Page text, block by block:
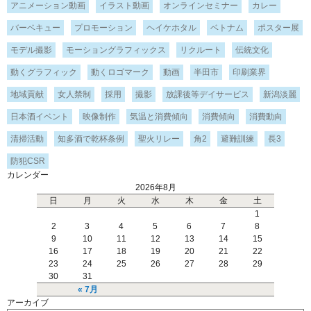
アニメーション動画 イラスト動画 オンラインセミナー カレー
バーベキュー プロモーション ヘイケホタル ベトナム ポスター展
モデル撮影 モーショングラフィックス リクルート 伝統文化
動くグラフィック 動くロゴマーク 動画 半田市 印刷業界
地域貢献 女人禁制 採用 撮影 放課後等デイサービス 新潟淡麗
日本酒イベント 映像制作 気温と消費傾向 消費傾向 消費動向
清掃活動 知多酒で乾杯条例 聖火リレー 角2 避難訓練 長3
防犯CSR
カレンダー
2026年8月
日
月 火 水 木 金 土
« 7月
1
2
3 4 5 6 7
8
9
10 11 12 13 14
15
16
17 18 19 20 21
22
23
24 25 26 27 28
29
30
31
アーカイブ